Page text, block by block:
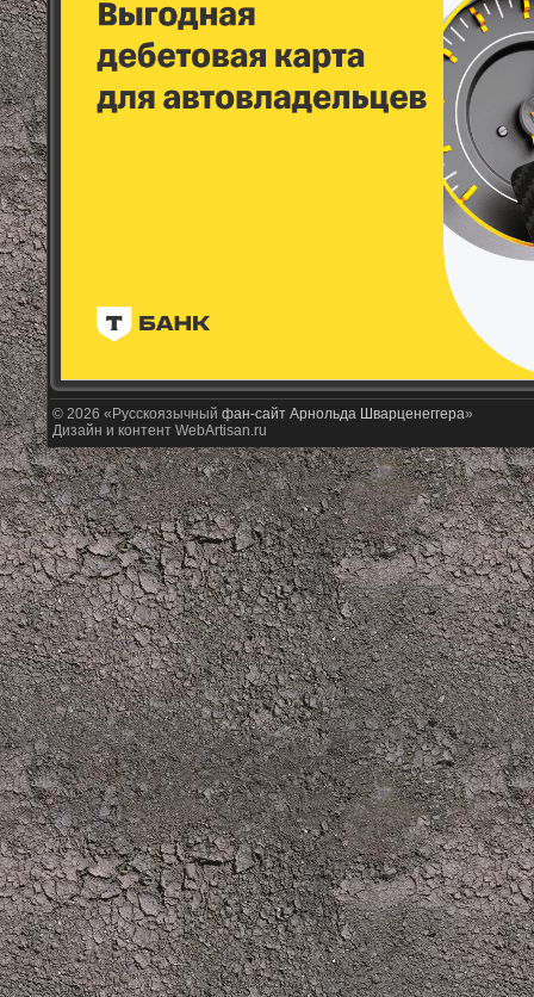
© 2026 «Русскоязычный фан-сайт Арнольда Шварценеггера»
Дизайн и контент WebArtisan.ru